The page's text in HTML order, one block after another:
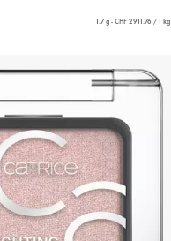
1.7 g - CHF 2911.76 / 1 kg